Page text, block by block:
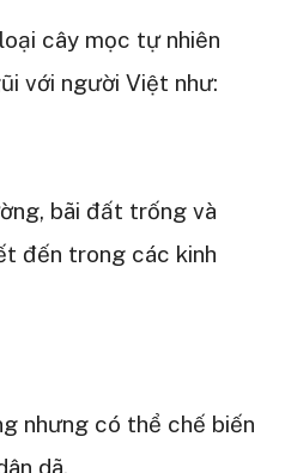
cây mọc tự nhiên
với người Việt như:
bãi đất trống và
đến trong các kinh
nhưng có thể chế biến
dã.